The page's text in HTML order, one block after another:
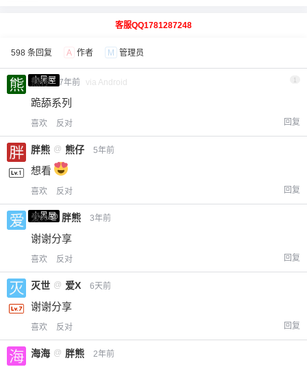
客服QQ1781287248
598 条回复 A 作者 M 管理员
小黑屋
熊仔 7年前 via Android
跪舔系列
喜欢 反对 回复
胖熊 @ 熊仔 5年前
想看
喜欢 反对 回复
小黑屋
爱X @ 胖熊 3年前
谢谢分享
喜欢 反对 回复
灭世 @ 爱X 6天前
谢谢分享
喜欢 反对 回复
海海 @ 胖熊 2年前